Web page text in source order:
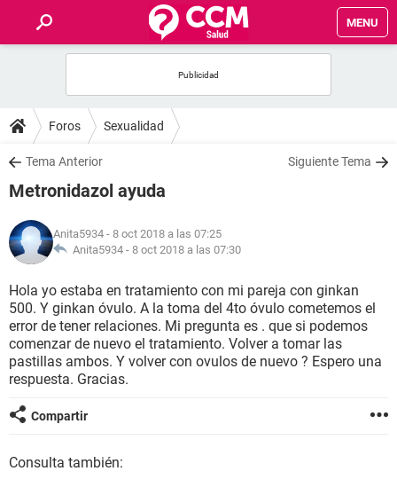
MENU
FOROS
SALUD
NUTRICIÓN
BIENESTAR
SEXUALIDAD
GLOSARIO
Foros Sexualidad
Tema Anterior Siguiente Tema
Metronidazol ayuda
Anita5934 - 8 oct 2018 a las 07:25
Anita5934 - 8 oct 2018 a las 07:30
Hola yo estaba en tratamiento con mi pareja con ginkan
500. Y ginkan óvulo. A la toma del 4to óvulo cometemos el
error de tener relaciones. Mi pregunta es . que si podemos
comenzar de nuevo el tratamiento. Volver a tomar las
pastillas ambos. Y volver con ovulos de nuevo ? Espero una
respuesta. Gracias.
Compartir
Consulta también: